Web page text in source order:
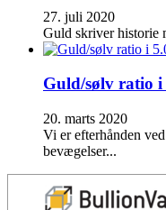
27. juli 2020
Guld skriver historie
Guld/sølv ratio
20. marts 2020
Vi er efterhånden
bevægelser...